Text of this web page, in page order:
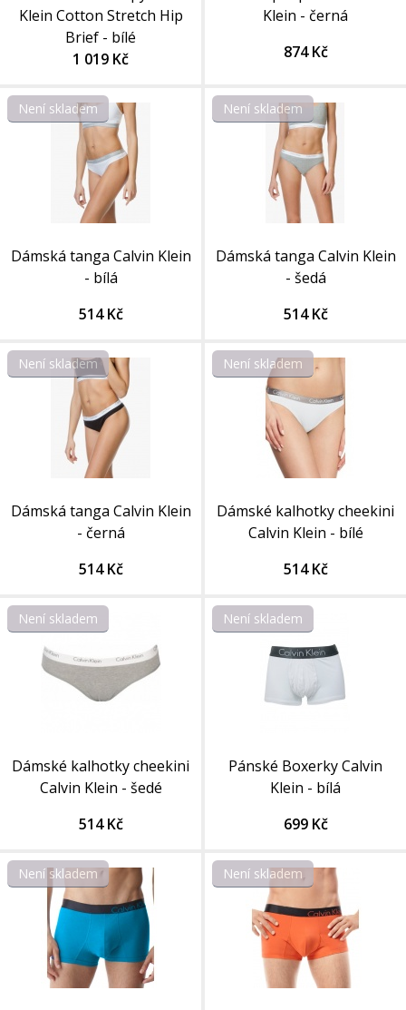
Klein Cotton Stretch Hip
Brief - bílé
1 019 Kč
Klein - černá
874 Kč
Není skladem
Dámská tanga Calvin Klein
- bílá
514 Kč
Není skladem
Dámská tanga Calvin Klein
- šedá
514 Kč
Není skladem
Dámská tanga Calvin Klein
- černá
514 Kč
Není skladem
Dámské kalhotky cheekini
Calvin Klein - bílé
514 Kč
Není skladem
Dámské kalhotky cheekini
Calvin Klein - šedé
514 Kč
Není skladem
Pánské Boxerky Calvin
Klein - bílá
699 Kč
Není skladem Není skladem